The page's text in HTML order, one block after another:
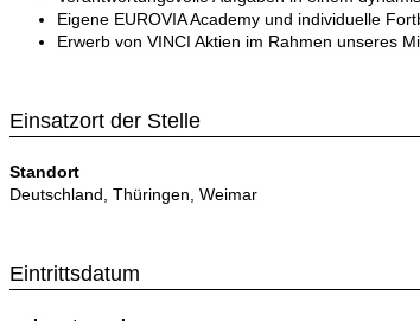
Eigene EUROVIA Academy und individuelle
Erwerb von VINCI Aktien im Rahmen unseres
Einsatzort der Stelle
Standort
Deutschland, Thüringen, Weimar
Eintrittsdatum